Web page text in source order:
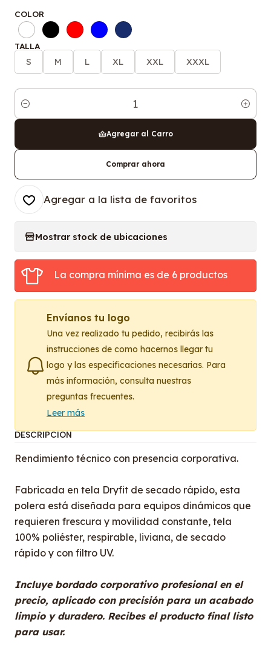
COLOR
TALLA
S M L XL XXL XXXL
Cantidad
Agregar al Carro
Comprar ahora
Agregar a la lista de favoritos
Mostrar stock de ubicaciones
La compra mínima es de 6 productos
Envíanos tu logo
Una vez realizado tu pedido, recibirás las
instrucciones de como hacernos llegar tu
logo y las especificaciones necesarias. Para
más información, consulta nuestras
preguntas frecuentes.
Leer más
DESCRIPCIÓN
Rendimiento técnico con presencia corporativa.
Fabricada en tela Dryfit de secado rápido, esta
polera está diseñada para equipos dinámicos que
requieren frescura y movilidad constante, tela
100% poliéster, respirable, liviana, de secado
rápido y con filtro UV.
Incluye bordado corporativo profesional en el
precio, aplicado con precisión para un acabado
limpio y duradero. Recibes el producto final listo
para usar.